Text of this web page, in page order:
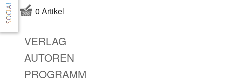
0 Artikel
VERLAG
AUTOREN
PROGRAMM